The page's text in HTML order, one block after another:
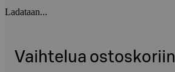
Ladataan...
Vaihtelua ostoskoriin